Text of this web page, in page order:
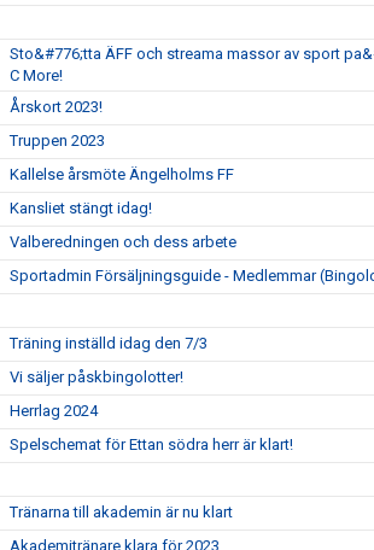
Sto&#776;tta ÄFF och streama massor av sport
C More!
Årskort 2023!
Truppen 2023
Kallelse årsmöte Ängelholms FF
Kansliet stängt idag!
Valberedningen och dess arbete
Sportadmin Försäljningsguide - Medlemmar
Träning inställd idag den 7/3
Vi säljer påskbingolotter!
Herrlag 2024
Spelschemat för Ettan södra herr är klart!
Tränarna till akademin är nu klart
Akademitränare klara för 2023